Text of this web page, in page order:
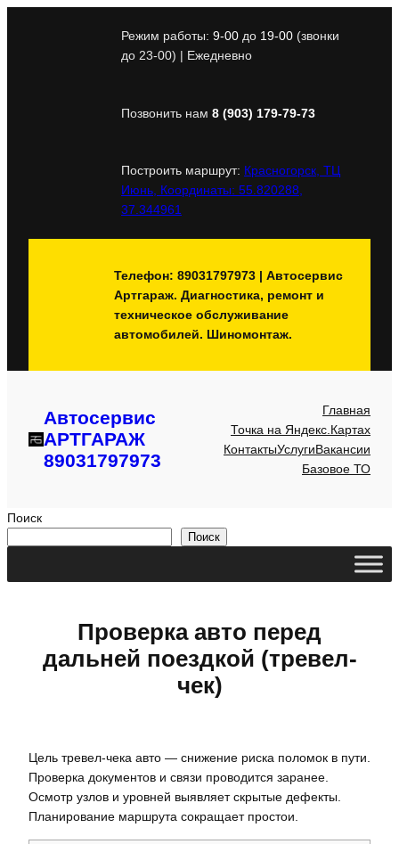
Режим работы: 9-00 до 19-00 (звонки
до 23-00) | Ежедневно
Позвонить нам 8 (903) 179-79-73
Построить маршрут: Красногорск, ТЦ
Июнь, Координаты: 55.820288,
37.344961
Телефон: 89031797973 | Автосервис
Артгараж. Диагностика, ремонт и
техническое обслуживание
автомобилей. Шиномонтаж.
Автосервис
АРТГАРАЖ
89031797973
Главная
Точка на Яндекс.Картах
КонтактыУслугиВакансии
Базовое ТО
Поиск
Поиск
Проверка авто перед
дальней поездкой (тревел-
чек)
Цель тревел-чека авто — снижение риска поломок в пути.
Проверка документов и связи проводится заранее.
Осмотр узлов и уровней выявляет скрытые дефекты.
Планирование маршрута сокращает простои.